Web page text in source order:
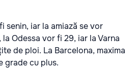
senin, iar la amiază se vor
Odessa vor fi 29, iar la Varna
de ploi. La Barcelona, maxima
grade cu plus.